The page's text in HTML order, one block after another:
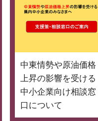
中東情勢や原油価格
上昇の影響を受ける
中小企業向け相談窓
口について